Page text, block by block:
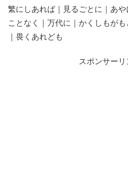
繁にしあれば｜見るごとに｜あ
ことなく｜万代に｜かくしもが
｜畏くあれども
スポンサーリ